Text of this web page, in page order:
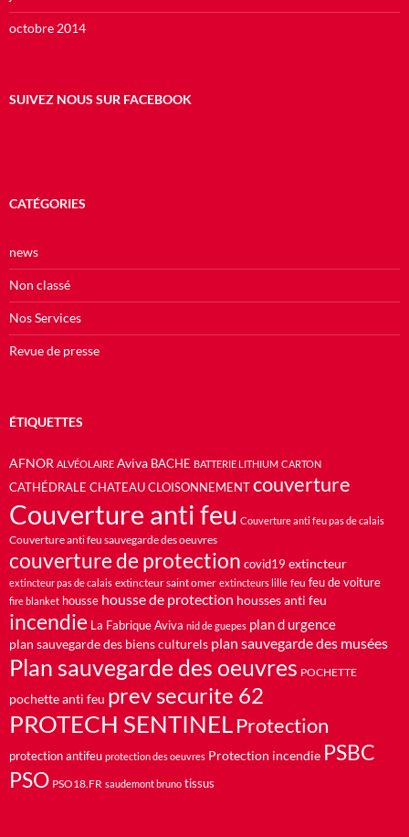
octobre 2014
SUIVEZ NOUS SUR FACEBOOK
CATÉGORIES
news
Non classé
Nos Services
Revue de presse
ÉTIQUETTES
AFNOR ALVÉOLAIRE Aviva BACHE BATTERIE LITHIUM CARTON
CATHÉDRALE CHATEAU CLOISONNEMENT couverture
Couverture anti feu Couverture anti feu pas de calais
Couverture anti feu sauvegarde des oeuvres
couverture de protection covid19 extincteur
extincteur pas de calais extincteur saint omer extincteurs lille feu feu de voiture
fire blanket housse housse de protection housses anti feu
incendie La Fabrique Aviva nid de guepes plan d urgence
plan sauvegarde des biens culturels plan sauvegarde des musées
Plan sauvegarde des oeuvres POCHETTE
pochette anti feu prev securite 62
PROTECH SENTINELProtection
protection antifeu protection des oeuvres Protection incendie PSBC
PSO PSO18.FR saudemont bruno tissus